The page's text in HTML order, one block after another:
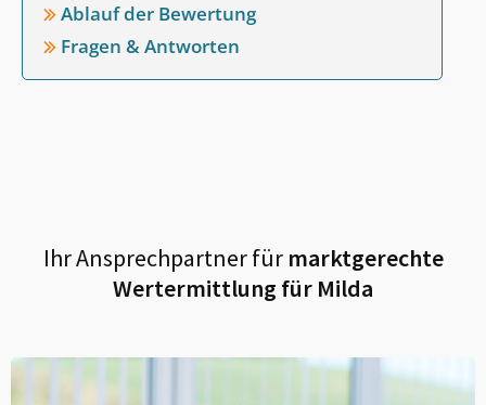
Ablauf der Bewertung
Fragen & Antworten
Ihr Ansprechpartner fürmarktgerechte
Wertermittlung für Milda